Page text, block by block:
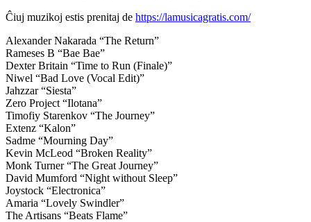
Ĉiuj muzikoj estis prenitaj de https://lamusicagratis.com/
Alexander Nakarada “The Return”
Rameses B “Bae Bae”
Dexter Britain “Time to Run (Finale)”
Niwel “Bad Love (Vocal Edit)”
Jahzzar “Siesta”
Zero Project “Ilotana”
Timofiy Starenkov “The Journey”
Extenz “Kalon”
Sadme “Mourning Day”
Kevin McLeod “Broken Reality”
Monk Turner “The Great Journey”
David Mumford “Night without Sleep”
Joystock “Electronica”
Amaria “Lovely Swindler”
The Artisans “Beats Flame”